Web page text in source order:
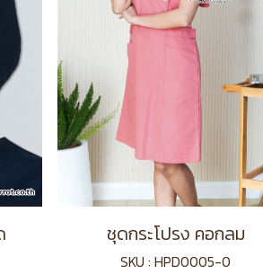
ชุดกระโปรง คอกลม
SKU : HPD0005-0